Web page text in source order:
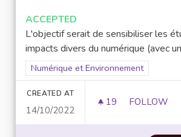
ACCEPTED
L'objectif serait de sensibiliser les
impacts divers du numérique (avec
Filter results for scope: Numérique et
Numérique et Environnement
CREATED AT
14/10/2022
19 19
FOLLOW